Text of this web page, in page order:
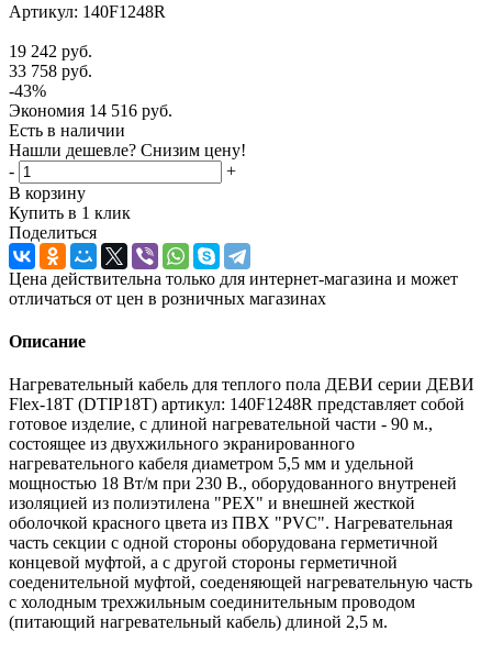
Артикул: 140F1248R
19 242 руб.
33 758 руб.
-43%
Экономия 14 516 руб.
Есть в наличии
Нашли дешевле? Снизим цену!
-
+
В корзину
Купить в 1 клик
Поделиться
Цена действительна только для интернет-магазина и может
отличаться от цен в розничных магазинах
Описание
Нагревательный кабель для теплого пола ДЕВИ серии ДЕВИ
Flex-18T (DTIP18T) артикул: 140F1248R представляет собой
готовое изделие, с длиной нагревательной части - 90 м.,
состоящее из двухжильного экранированного
нагревательного кабеля диаметром 5,5 мм и удельной
мощностью 18 Вт/м при 230 В., оборудованного внутреней
изоляцией из полиэтилена "PEX" и внешней жесткой
оболочкой красного цвета из ПВХ "PVC". Нагревательная
часть секции с одной стороны оборудована герметичной
концевой муфтой, а с другой стороны герметичной
соеденительной муфтой, соеденяющей нагревательную часть
с холодным трехжильным соединительным проводом
(питающий нагревательный кабель) длиной 2,5 м.